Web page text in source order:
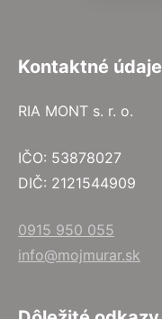
Kontaktné údaje
RIA MONT s. r. o.
IČO: 53878027
DIČ: 2121544909
0915 950 055
info@mojmurar.sk